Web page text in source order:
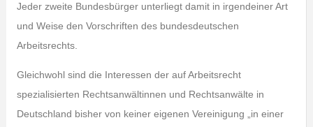
Jeder zweite Bundesbürger unterliegt damit in irgendeiner Art
und Weise den Vorschriften des bundesdeutschen
Arbeitsrechts.
Gleichwohl sind die Interessen der auf Arbeitsrecht
spezialisierten Rechtsanwältinnen und Rechtsanwälte in
Deutschland bisher von keiner eigenen Vereinigung „in einer